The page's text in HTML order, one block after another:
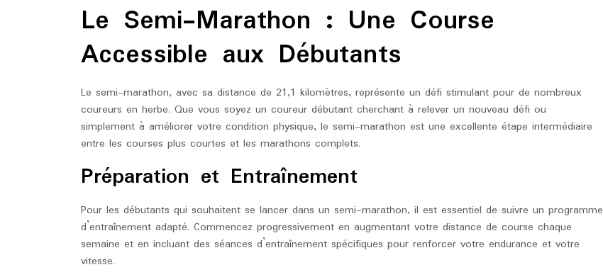
2025
marathon
Le Semi-Marathon : Une Course
Accessible aux Débutants
Le semi-marathon, avec sa distance de 21,1 kilomètres, représente un défi stimulant pour de nombreux
coureurs en herbe. Que vous soyez un coureur débutant cherchant à relever un nouveau défi ou
simplement à améliorer votre condition physique, le semi-marathon est une excellente étape intermédiaire
entre les courses plus courtes et les marathons complets.
Préparation et Entraînement
Pour les débutants qui souhaitent se lancer dans un semi-marathon, il est essentiel de suivre un programme
d’entraînement adapté. Commencez progressivement en augmentant votre distance de course chaque
semaine et en incluant des séances d’entraînement spécifiques pour renforcer votre endurance et votre
vitesse.